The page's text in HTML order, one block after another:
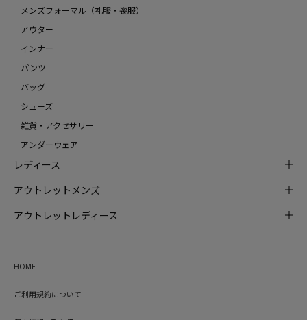
メンズフォーマル（礼服・喪服）
アウター
インナー
パンツ
バッグ
シューズ
雑貨・アクセサリー
アンダーウェア
レディース
アウトレットメンズ
アウトレットレディース
HOME
ご利用規約について